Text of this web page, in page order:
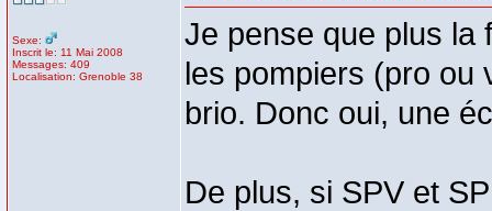
Sexe:
Inscrit le: 11 Mai 2008
Messages: 409
Localisation: Grenoble 38
Je pense que plus la
les pompiers (pro ou
brio. Donc oui, une
De plus, si SPV et